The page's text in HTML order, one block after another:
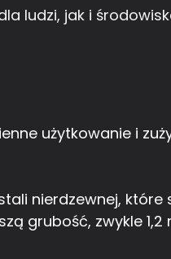
ludzi, jak i
użytkowanie i
nierdzewnej,
grubość, zwykle